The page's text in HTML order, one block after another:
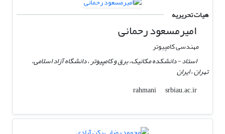
هیات تحریریه
امیرمسعود رحمانی
مهندسی کامپیوتر
استاد - دانشکده مکانیک، برق و کامپیوتر ، دانشگاه آزاد اسلامی،
تهران ، ایران
rahmani
srbiau.ac.ir